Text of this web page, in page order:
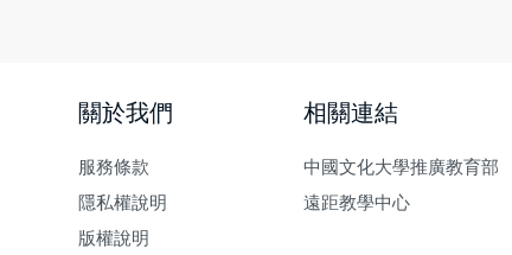
關於我們
服務條款
隱私權說明
版權說明
相關連結
中國文化大學推廣教育部
遠距教學中心